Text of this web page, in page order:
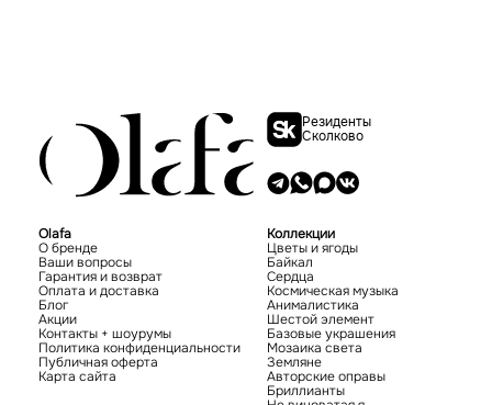
Резиденты
Сколково
Olafa
О бренде
Ваши вопросы
Гарантия и возврат
Оплата и доставка
Блог
Акции
Контакты + шоурумы
Политика конфиденциальности
Публичная оферта
Карта сайта
Коллекции
Цветы и ягоды
Байкал
Сердца
Космическая музыка
Анималистика
Шестой элемент
Базовые украшения
Мозаика света
Земляне
Авторские оправы
Бриллианты